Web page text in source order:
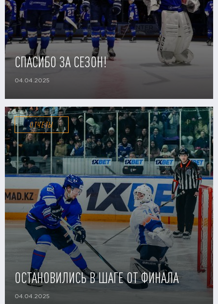
СПАСИБО ЗА СЕЗОН!
04.04.2025
ОТЧЕТЫ
ОСТАНОВИЛИСЬ В ШАГЕ ОТ ФИНАЛА
04.04.2025